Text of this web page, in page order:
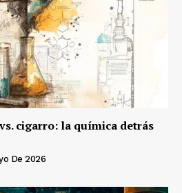
cigarro: la química detrás
De 2026